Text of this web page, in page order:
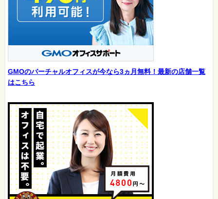
GMOのバーチャルオフィスが今なら3ヵ月無料！最新の店舗一覧
はこちら